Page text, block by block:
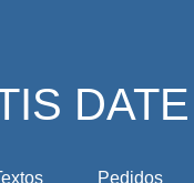
DATE
Pedidos